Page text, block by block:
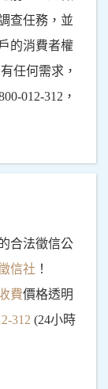
查任務，並
的消費者權
任何需求，
012-312，
合法徵信公
信社 ！
費價格透明
312 (24小時